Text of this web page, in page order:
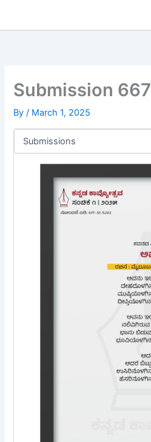
Submission 667
By/ March 1, 2025